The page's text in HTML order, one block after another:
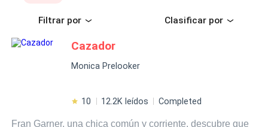
Filtrar por Clasificar por
Cazador
Monica Prelooker
10 12.2K leídos Completed
Fran Garner, una chica común y corriente, descubre que